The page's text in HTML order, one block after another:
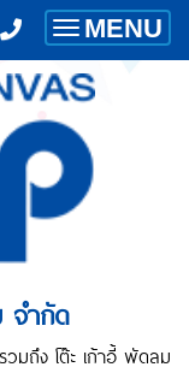
จำกัด
มถึง โต๊ะ เก้าอี้ พัดลม
Toggle
MENU